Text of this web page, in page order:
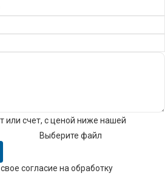
или счет, с ценой ниже нашей
Выберите файл
согласие на обработку